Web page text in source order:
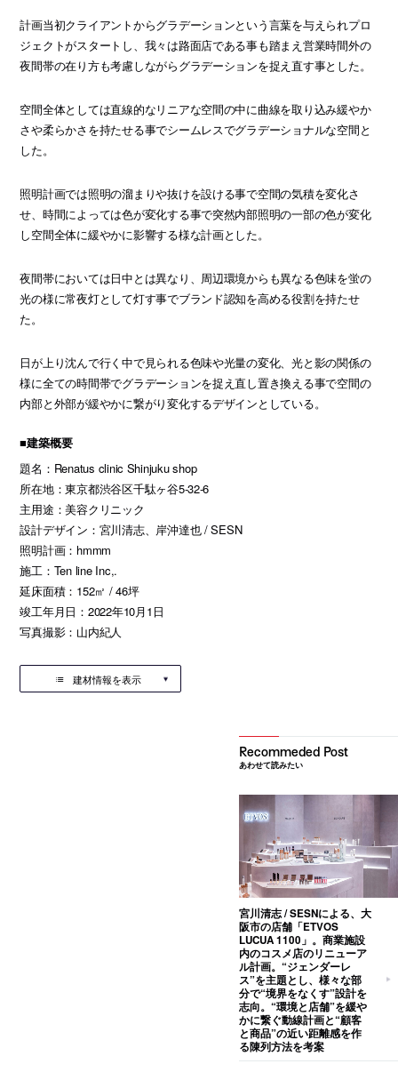
計画当初クライアントからグラデーションという言葉を与えられプロ
ジェクトがスタートし、我々は路面店である事も踏まえ営業時間外の
夜間帯の在り方も考慮しながらグラデーションを捉え直す事とした。
空間全体としては直線的なリニアな空間の中に曲線を取り込み緩やか
さや柔らかさを持たせる事でシームレスでグラデーショナルな空間と
した。
照明計画では照明の溜まりや抜けを設ける事で空間の気積を変化さ
せ、時間によっては色が変化する事で突然内部照明の一部の色が変化
し空間全体に緩やかに影響する様な計画とした。
夜間帯においては日中とは異なり、周辺環境からも異なる色味を蛍の
光の様に常夜灯として灯す事でブランド認知を高める役割を持たせ
た。
日が上り沈んで行く中で見られる色味や光量の変化、光と影の関係の
様に全ての時間帯でグラデーションを捉え直し置き換える事で空間の
内部と外部が緩やかに繋がり変化するデザインとしている。
■建築概要
題名：Renatus clinic Shinjuku shop
所在地：東京都渋谷区千駄ヶ谷5-32-6
主用途：美容クリニック
設計デザイン：宮川清志、岸沖達也 / SESN
照明計画：hmmm
施工：Ten line Inc,.
延床面積：152㎡ / 46坪
竣工年月日：2022年10月1日
写真撮影：山内紀人
建材情報を表示
あわせて読みたい
宮川清志 / SESNによる、大
阪市の店舗「ETVOS
LUCUA 1100」。商業施設
内のコスメ店のリニューア
ル計画。“ジェンダーレ
ス”を主題とし、様々な部
分で“境界をなくす”設計を
志向。“環境と店舗”を緩や
かに繋ぐ動線計画と“顧客
と商品”の近い距離感を作
る陳列方法を考案